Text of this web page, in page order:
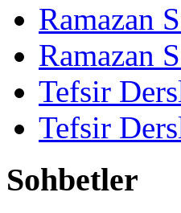
Ramazan
Ramazan
Tefsir
Tefsir
Sohbetler